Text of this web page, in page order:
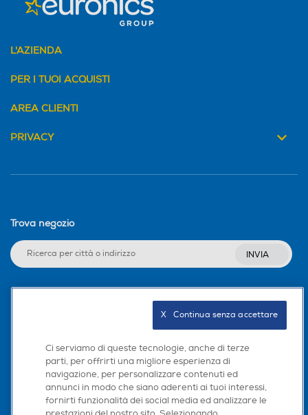
L'AZIENDA
PER I TUOI ACQUISTI
AREA CLIENTI
PRIVACY
Trova negozio
INVIA
Scarica la nostra app
Ci serviamo di queste tecnologie, anche di terze
parti, per offrirti una migliore esperienza di
navigazione, per personalizzare contenuti ed
annunci in modo che siano aderenti ai tuoi interessi,
fornirti funzionalità dei social media ed analizzare le
X   Continua senza accettare